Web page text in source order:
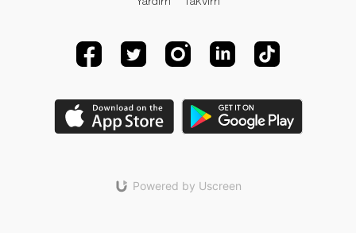
Powered by Uscreen